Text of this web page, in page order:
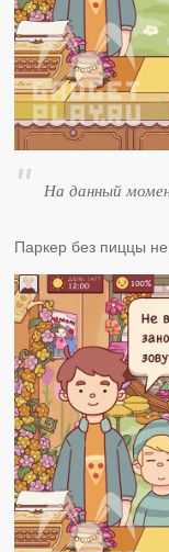
На данный
Паркер без пиццы